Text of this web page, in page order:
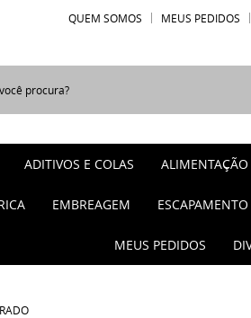
QUEM SOMOS MEUS PEDIDOS
ADITIVOS E COLAS ALIMENTAÇÃO
EMBREAGEM ESCAPAMENTO
MEUS PEDIDOS